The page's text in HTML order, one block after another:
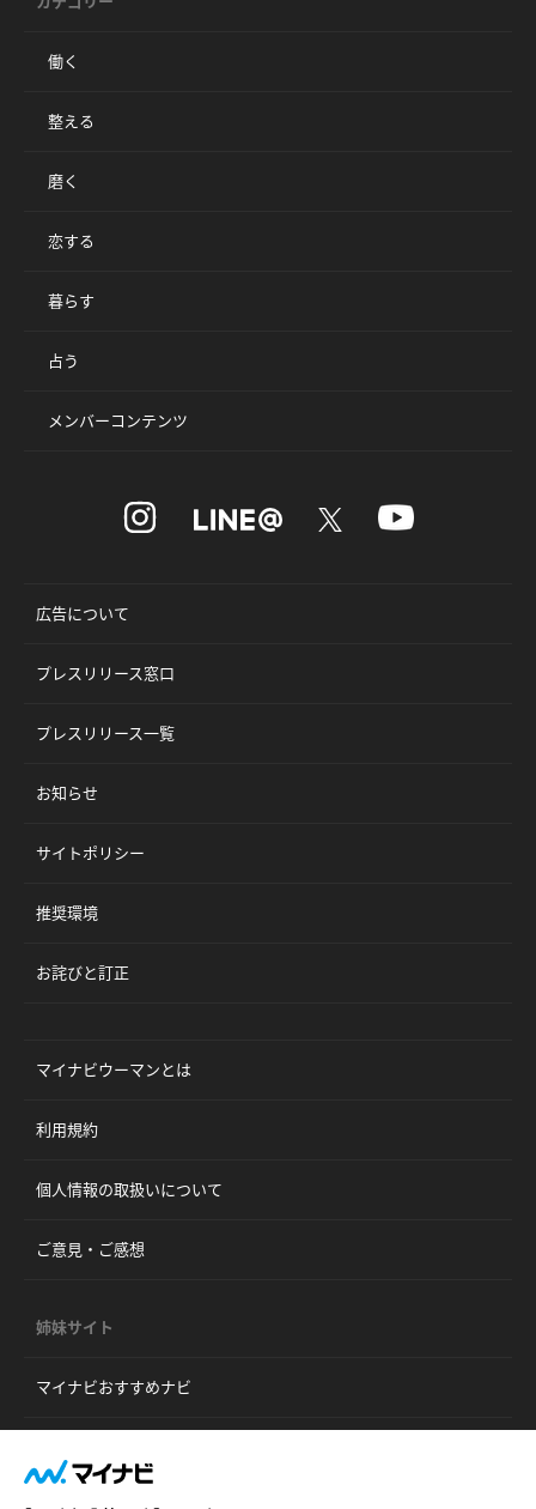
働く
整える
磨く
恋する
暮らす
占う
メンバーコンテンツ
広告について
プレスリリース窓口
プレスリリース一覧
お知らせ
サイトポリシー
推奨環境
お詫びと訂正
マイナビウーマンとは
利用規約
個人情報の取扱いについて
ご意見・ご感想
姉妹サイト
マイナビおすすめナビ